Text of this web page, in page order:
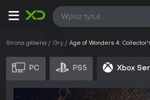
Wszystkie
Strona główna Gry Age of Wonders 4:
PC PS5 Xbox